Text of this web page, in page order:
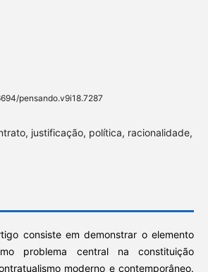
pensando.v9i18.7287
justificação, política, racionalidade,
consiste em demonstrar o elemento
problema central na constituição
moderno e contemporâneo.